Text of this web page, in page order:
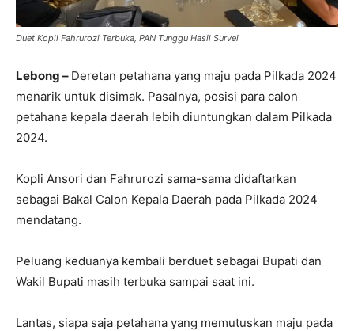
Duet Kopli Fahrurozi Terbuka, PAN Tunggu Hasil Survei
Lebong – Deretan petahana yang maju pada Pilkada 2024
menarik untuk disimak. Pasalnya, posisi para calon
petahana kepala daerah lebih diuntungkan dalam Pilkada
2024.
Kopli Ansori dan Fahrurozi sama-sama didaftarkan
sebagai Bakal Calon Kepala Daerah pada Pilkada 2024
mendatang.
Peluang keduanya kembali berduet sebagai Bupati dan
Wakil Bupati masih terbuka sampai saat ini.
Lantas, siapa saja petahana yang memutuskan maju pada